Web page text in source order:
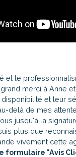
et le
merci à Anne
et leur
delà de mes
jusqu'à la
plus que
vivement cette
formulaire "Avis